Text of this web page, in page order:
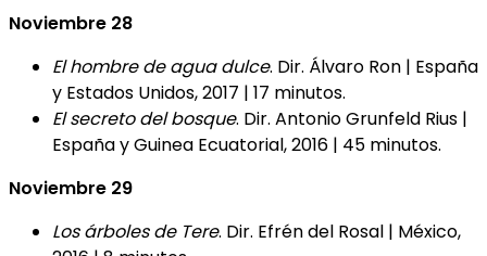
Noviembre 28
El hombre de agua dulce. Dir. Álvaro Ron | España
y Estados Unidos, 2017 | 17 minutos.
El secreto del bosque. Dir. Antonio Grunfeld Rius |
España y Guinea Ecuatorial, 2016 | 45 minutos.
Noviembre 29
Los árboles de Tere. Dir. Efrén del Rosal | México,